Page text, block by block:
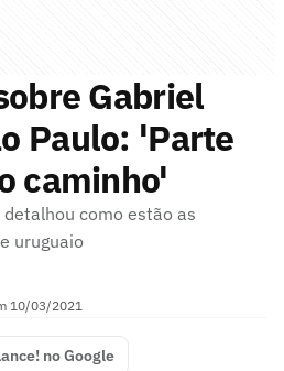
Gabriel
Paulo: 'Parte
caminho'
como estão as
uruguaio
10/03/2021
no Google